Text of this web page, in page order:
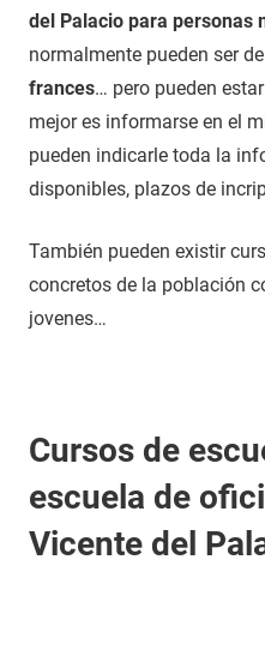
del Palacio para personas
normalmente pueden ser de
frances… pero pueden
mejor es informarse en el
pueden indicarle toda la
disponibles, plazos de
También pueden existir
concretos de la población
jovenes…
Cursos de
escuela de
Vicente del